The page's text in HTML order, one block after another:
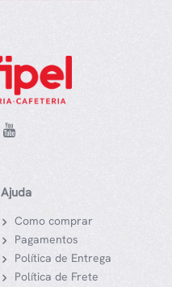
Ajuda
Como comprar
Pagamentos
Política de Entrega
Política de Frete